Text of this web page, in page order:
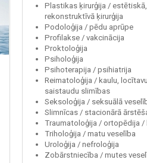
Plastikas ķirurģija /
rekonstruktīvā ķirurģija
Podoloģija / pēdu aprūpe
Profilakse / vakcinācija
Proktoloģija
Psiholoģija
Psihoterapija / psihiatrija
Reimatoloģija / kaulu,
saistaudu slimības
Seksoloģija / seksuālā
Slimnīcas / stacionārā
Traumatoloģija / ortopēdija /
Triholoģija / matu veselība
Uroloģija / nefroloģija
Zobārstniecība / mutes